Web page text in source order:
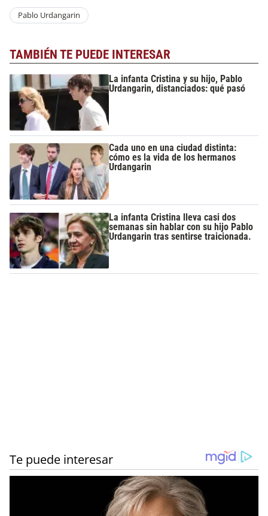
Pablo Urdangarin
TAMBIÉN TE PUEDE INTERESAR
La infanta Cristina y su hijo, Pablo
Urdangarin, distanciados: qué pasó
Cada uno en una ciudad distinta:
cómo es la vida de los hermanos
Urdangarin
La infanta Cristina lleva casi dos
semanas sin hablar con su hijo Pablo
Urdangarin tras sentirse traicionada.